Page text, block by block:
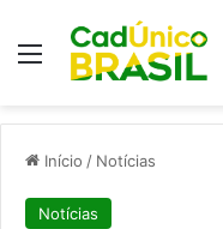
Menu
Início / Notícias
Notícias